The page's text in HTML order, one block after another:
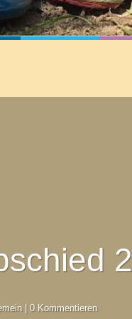
| 0 Kommentieren